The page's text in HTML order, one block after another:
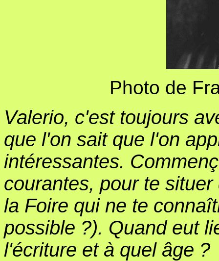
Photo de
Valerio, c'est toujours
que l'on sait que l'on
intéressantes.
courantes, pour te
la Foire qui ne te
possible ?). Quand eut
l'écriture et à quel âge ?